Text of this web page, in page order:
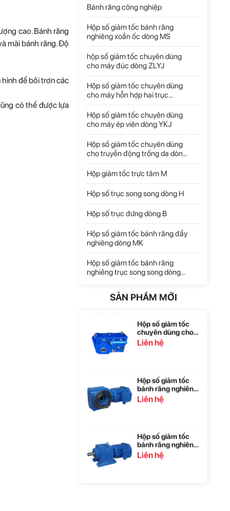
cao. Bánh răng
mài bánh răng. Độ
để bôi trơn các
có thể được lựa
Bánh răng công nghiệp
Hộp số giảm tốc bánh răng
nghiêng xoắn ốc dòng MS
hộp số giảm tốc chuyên dùng
cho máy đúc dòng ZLYJ
Hộp số giảm tốc chuyên dùng
cho máy hỗn hợp hai trục
không trọng lực dòng YHL
Hộp số giảm tốc chuyên dùng
cho máy ép viên dòng YKJ
Hộp số giảm tốc chuyên dùng
cho truyền động trống da dòng
WXGT
Hộp giảm tốc trực tâm M
Hộp số trục song song dòng H
Hộp số trục đứng dòng B
Hộp số giảm tốc bánh răng đẩy
nghiêng dòng MK
Hộp số giảm tốc bánh răng
nghiêng trục song song dòng
SẢN PHẨM MỚI
Liên hệ
Hộp giảm tốc trực
Liên hệ
Bánh răng công
nghiệp
Liên hệ
Bộ giảm tốc chong
chóng cycloidal
dòng XB
Liên hệ
Hộp giảm tốc trực
tâm M1
Liên hệ
Hộp số giảm tốc
chuyên dùng cho
trục không trọng
lực dòng YHL Mã 2
Hộp số giảm tốc
chuyên dùng cho
máy đúc dòng
ZLYJ Mã 2
Liên hệ
Hộp số giảm tốc
bánh răng nghiêng
xoắn ốc dòng MS
Liên hệ
Hộp số giảm tốc
bánh răng nghiêng
dòng MR Mã 1
Liên hệ